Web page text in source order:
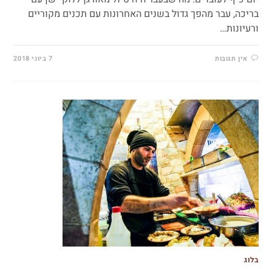
בריכה, עבר מהפך גדול בשנים האחרונות עם תכנים מקוריים
ורעיונות…
אין תגובות 7 ביוני 2018
בלוג